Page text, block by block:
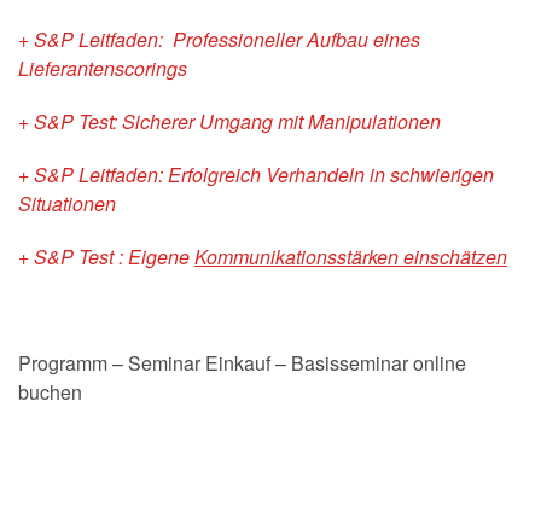
+ S&P Leitfaden: Professioneller Aufbau eines
Lieferantenscorings
+ S&P Test: Sicherer Umgang mit Manipulationen
+ S&P Leitfaden: Erfolgreich Verhandeln in schwierigen
Situationen
+ S&P Test : EigeneKommunikationsstärken einschätzen
Programm – Seminar Einkauf – Basisseminar online
buchen